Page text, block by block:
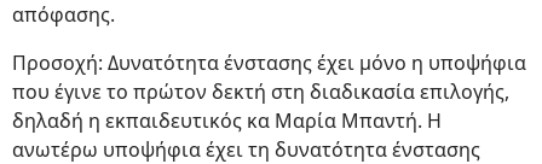
απόφασης.
Προσοχή: Δυνατότητα ένστασης έχει μόνο η υποψήφια
που έγινε το πρώτον δεκτή στη διαδικασία επιλογής,
δηλαδή η εκπαιδευτικός κα Μαρία Μπαντή. Η
ανωτέρω υποψήφια έχει τη δυνατότητα ένστασης